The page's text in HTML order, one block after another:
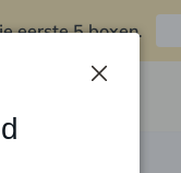
eerste 5 boxen.